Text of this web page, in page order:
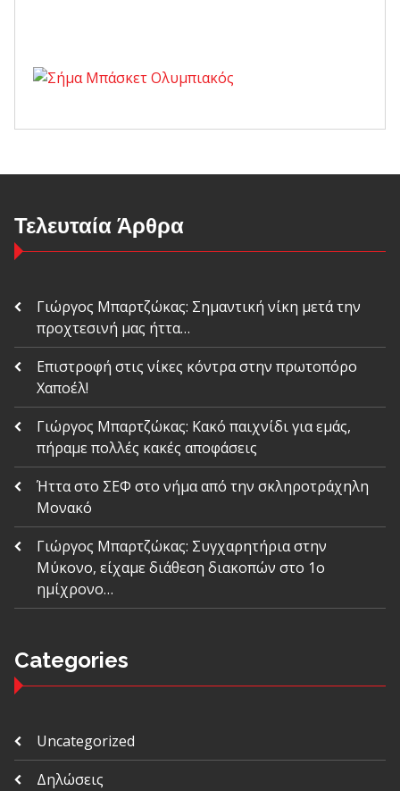
Τελευταία Άρθρα
Γιώργος Μπαρτζώκας: Σημαντική νίκη μετά την
προχτεσινή μας ήττα…
Επιστροφή στις νίκες κόντρα στην πρωτοπόρο
Χαποέλ!
Γιώργος Μπαρτζώκας: Κακό παιχνίδι για εμάς,
πήραμε πολλές κακές αποφάσεις
Ήττα στο ΣΕΦ στο νήμα από την σκληροτράχηλη
Μονακό
Γιώργος Μπαρτζώκας: Συγχαρητήρια στην
Μύκονο, είχαμε διάθεση διακοπών στο 1ο
ημίχρονο…
Categories
Uncategorized
Δηλώσεις